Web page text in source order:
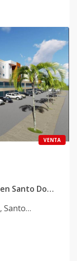
VENTA
Local comercial es venta ubicado en Santo Domingo Oeste
, Santo